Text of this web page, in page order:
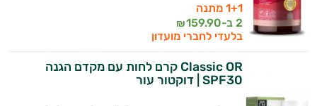
1+1 מתנה
2 ב-
159.90
₪
בלעדי לחברי מועדון
Classic OR קרם לחות עם מקדם הגנה
SPF30 | דוקטור עור